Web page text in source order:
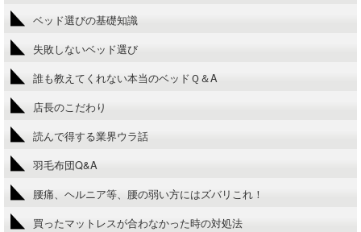
ベッド選びの基礎知識
失敗しないベッド選び
誰も教えてくれない本当のベッドＱ＆A
店長のこだわり
読んで得する業界ウラ話
羽毛布団Q&A
腰痛、ヘルニア等、腰の弱い方にはズバリこれ！
買ったマットレスが合わなかった時の対処法